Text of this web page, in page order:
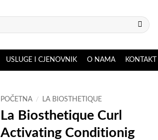
USLUGE I CJENOVNIK O NAMA KONTAKT
POČETNA / LA BIOSTHETIQUE
La Biosthetique Curl
Activating Conditionig